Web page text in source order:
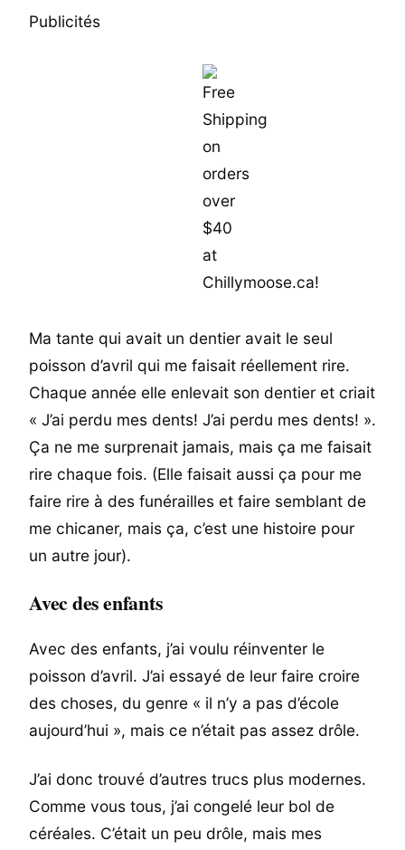
Publicités
Ma tante qui avait un dentier avait le seul
poisson d’avril qui me faisait réellement rire.
Chaque année elle enlevait son dentier et criait
« J’ai perdu mes dents! J’ai perdu mes dents! ».
Ça ne me surprenait jamais, mais ça me faisait
rire chaque fois. (Elle faisait aussi ça pour me
faire rire à des funérailles et faire semblant de
me chicaner, mais ça, c’est une histoire pour
un autre jour).
Avec des enfants
Avec des enfants, j’ai voulu réinventer le
poisson d’avril. J’ai essayé de leur faire croire
des choses, du genre « il n’y a pas d’école
aujourd’hui », mais ce n’était pas assez drôle.
J’ai donc trouvé d’autres trucs plus modernes.
Comme vous tous, j’ai congelé leur bol de
céréales. C’était un peu drôle, mais mes